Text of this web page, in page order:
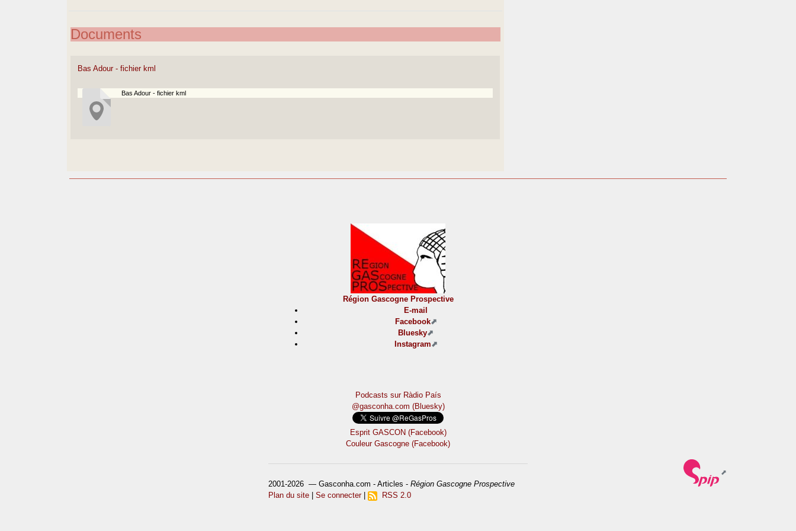
Documents
Bas Adour - fichier kml
Bas Adour - fichier kml
Région Gascogne Prospective
E-mail
Facebook
Bluesky
Instagram
Podcasts sur Ràdio País
@gasconha.com (Bluesky)
Esprit GASCON (Facebook)
Couleur Gascogne (Facebook)
2001-2026 — Gasconha.com - Articles - Région Gascogne Prospective
Plan du site
Se connecter| RSS 2.0